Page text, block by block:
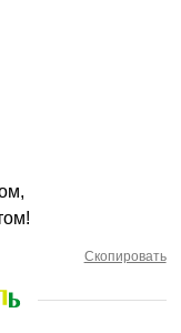
Скопировать